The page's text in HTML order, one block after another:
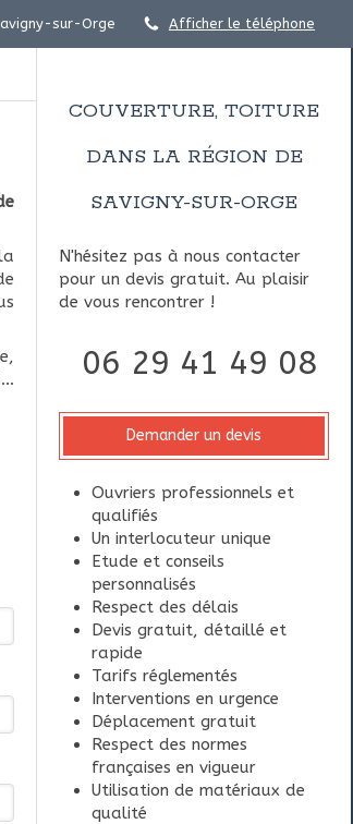
Afficher le téléphone
sur-Orge
COUVERTURE, TOITURE
DANS LA RÉGION DE
SAVIGNY-SUR-ORGE
N'hésitez pas à nous contacter
pour un devis gratuit. Au plaisir
de vous rencontrer !
06 29 41 49 08
Demander un devis
Ouvriers professionnels et
qualifiés
Un interlocuteur unique
Etude et conseils
personnalisés
Respect des délais
Devis gratuit, détaillé et
rapide
Tarifs réglementés
Interventions en urgence
Déplacement gratuit
Respect des normes
françaises en vigueur
Utilisation de matériaux de
qualité